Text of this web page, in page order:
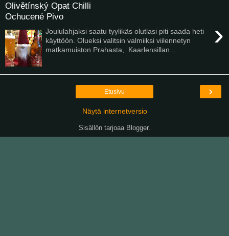
Olivětínský Opat Chilli
Ochucené Pivo
›
Joululahjaksi saatu tyylikäs olutlasi piti saada heti
käyttöön. Olueksi valitsin valmiiksi viilennetyn
matkamuiston Prahasta, Kaarlensillan...
›
Etusivu
Näytä internetversio
Sisällön tarjoaa Blogger.